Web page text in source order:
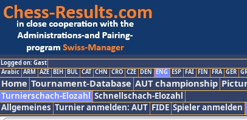
Logged on: Gast
Arabic ARM AZE BIH BUL CAT CHN CRO CZE DEN ENG ESP FAI FIN FRA GER
Home Tournament-Database AUT championship
Turnierschach-Elozahl Schnellschach-Elozahl
Allgemeines Turnier anmelden: AUT FIDE Spieler anmelden